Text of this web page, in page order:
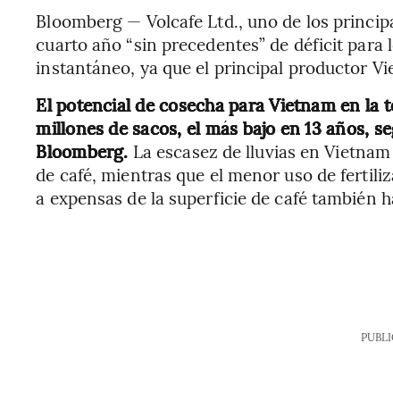
Bloomberg — Volcafe Ltd., uno de los
cuarto año “sin precedentes” de déficit
instantáneo, ya que el principal productor
El potencial de cosecha para Vietnam en la
millones de sacos, el más bajo en 13 años,
Bloomberg. La escasez de lluvias en
de café, mientras que el menor uso de
a expensas de la superficie de café también